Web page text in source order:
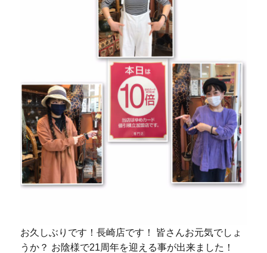
お久しぶりです！長崎店です！ 皆さんお元気でしょ
うか？ お陰様で21周年を迎える事が出来ました！